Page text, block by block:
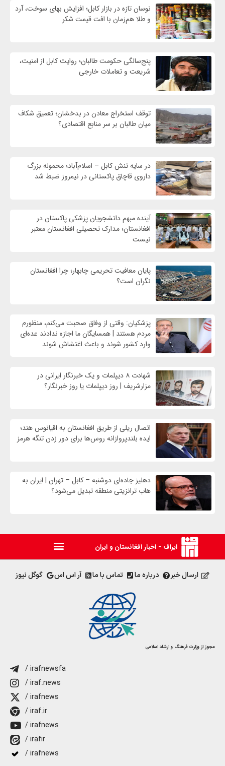
نوسان تازه در بازار کابل؛ افزایش بهای سوخت، آرد
و طلا هم‌زمان با افت قیمت شکر
پنج‌سالگی حکومت طالبان؛ روایت کابل از امنیت،
شریعت و تعاملات خارجی
توقف استخراج معادن در بدخشان؛ تعمیق شکاف
میان طالبان بر سر منابع اقتصادی؟
در سایه تنش کابل – اسلام‌آباد؛ محموله بزرگ
داروی قاچاق پاکستانی در نیمروز ضبط شد
آینده مبهم دانشجویان پزشکی پاکستان در
افغانستان؛ مدارک تحصیلی افغانستان معتبر
نیست
پایان معافیت تحریمی‌ چابهار؛ چرا افغانستان
نگران است؟
پزشکیان: وقتی از وفاق صحبت می‌کنم، منظورم
مردم هستند | همسایگان ما اجازه ندادند عده‌ای
وارد کشور شوند و باعث اغتشاش شوند
شهادت ۸ دیپلمات و یک خبرنگار ایرانی در
مزارشریف | روز دیپلمات یا روز خبرنگار؟
اتصال ریلی از طریق افغانستان به اقیانوس هند؛
ایده بلندپروازانه روس‌ها برای دور زدن تنگه هرمز
دهلیز جاده‌ای دوشنبه – کابل – تهران | ایران به
هاب ترانزیتی منطقه تبدیل می‌شود؟
ایراف - اخبار افغانستان و ایران
ارسال خبر درباره ما تماس با ما آر اس اس گوگل نیوز
مجوز از وزارت فرهنگ و ارشاد اسلامی
/ irafnewsfa
/ iraf.news
/ irafnews
/ iraf.ir
/ irafnews
/ irafir
/ irafnews